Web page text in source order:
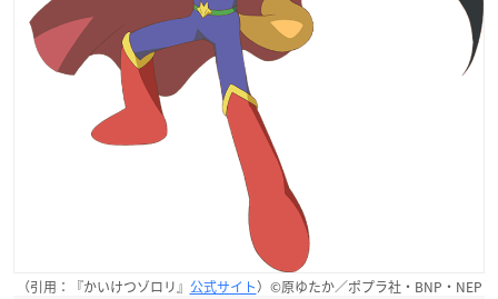
（引用：『かいけつゾロリ』 公式サイト）©原ゆたか／ポプラ社・BNP・NEP